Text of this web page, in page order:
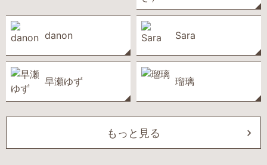
danon Sara
早瀬ゆず 瑠璃
もっと見る